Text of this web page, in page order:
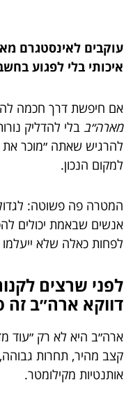
עוקבים לאינסטגרם
איכותי בלי לפגוע
אם חיפשת דרך חכמה
מארה״ב בלי להדליק
להרגיש שאתה ״מוכר
למקום הנכון.
המטרה פה פשוטה:
אנשים שבאמת יכולים
לפחות כאלה שלא ייעלמו אחרי 12 שניות
לפני שרצים
דווקא ארה״ב זה
ארה״ב היא לא רק ״עוד
קצב מהיר, תחרות
אותנטיות מקילומטר.